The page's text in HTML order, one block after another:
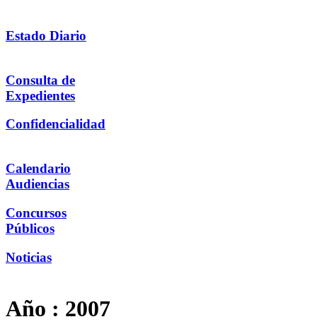
Estado Diario
Consulta de
Expedientes
Confidencialidad
Calendario
Audiencias
Concursos
Públicos
Noticias
Año : 2007